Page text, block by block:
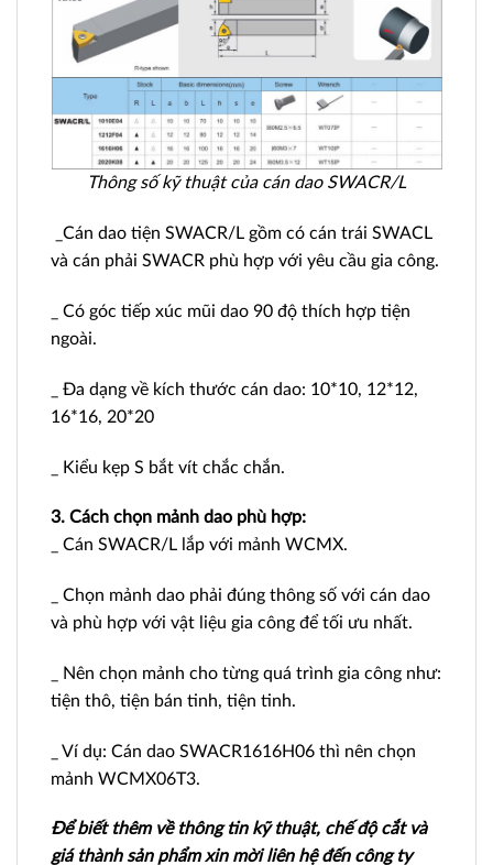
Thông số kỹ thuật của cán dao SWACR/L
_Cán dao tiện SWACR/L gồm có cán trái SWACL
và cán phải SWACR phù hợp với yêu cầu gia công.
_ Có góc tiếp xúc mũi dao 90 độ thích hợp tiện
ngoài.
_ Đa dạng về kích thước cán dao: 10*10, 12*12,
16*16, 20*20
_ Kiểu kẹp S bắt vít chắc chắn.
3. Cách chọn mảnh dao phù hợp:
_ Cán SWACR/L lắp với mảnh WCMX.
_ Chọn mảnh dao phải đúng thông số với cán dao
và phù hợp với vật liệu gia công để tối ưu nhất.
_ Nên chọn mảnh cho từng quá trình gia công như:
tiện thô, tiện bán tinh, tiện tinh.
_ Ví dụ: Cán dao SWACR1616H06 thì nên chọn
mảnh WCMX06T3.
Để biết thêm về thông tin kỹ thuật, chế độ cắt và
giá thành sản phẩm xin mời liên hệ đến công ty